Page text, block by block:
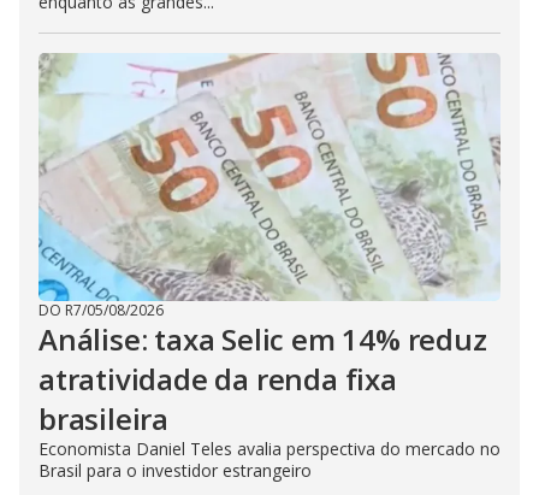
DO R7/05/08/2026
Análise: taxa Selic em 14% reduz
atratividade da renda fixa
brasileira
Economista Daniel Teles avalia perspectiva do mercado no
Brasil para o investidor estrangeiro